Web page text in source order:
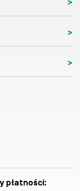
płatności: